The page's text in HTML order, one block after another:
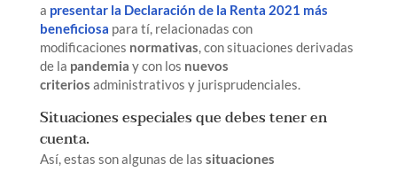
a presentar la Declaración de la Renta 2021 más
beneficiosa para tí, relacionadas con
modificaciones normativas, con situaciones derivadas
de la pandemia y con los nuevos
criterios administrativos y jurisprudenciales.
Situaciones especiales que debes tener en
cuenta.
Así, estas son algunas de las situaciones